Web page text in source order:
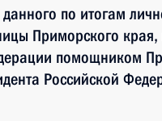
по итогам
Приморского края,
помощником
Российской